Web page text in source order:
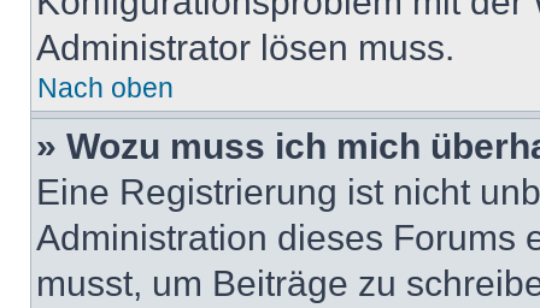
Administrator lösen muss.
Nach oben
» Wozu muss ich mich
Eine Registrierung ist nicht
Administration dieses Forums
musst, um Beiträge zu